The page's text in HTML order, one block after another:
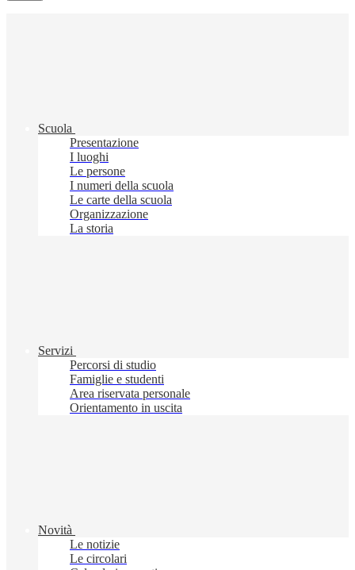
Scuola
Presentazione
I luoghi
Le persone
I numeri della scuola
Le carte della scuola
Organizzazione
La storia
Servizi
Percorsi di studio
Famiglie e studenti
Area riservata personale
Orientamento in uscita
Novità
Le notizie
Le circolari